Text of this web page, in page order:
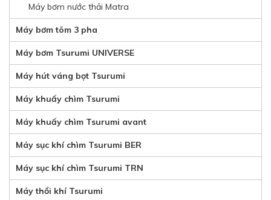
Máy bơm nước thải Matra
Máy bơm tõm 3 pha
Máy bơm Tsurumi UNIVERSE
Máy hút váng bọt Tsurumi
Máy khuấy chìm Tsurumi
Máy khuấy chìm Tsurumi avant
Máy sục khí chìm Tsurumi BER
Máy sục khí chìm Tsurumi TRN
Máy thổi khí Tsurumi